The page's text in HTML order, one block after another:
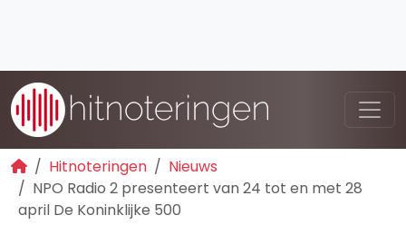
Hitnoteringen
Nieuws
NPO Radio 2 presenteert van 24 tot en met 28
april De Koninklijke 500